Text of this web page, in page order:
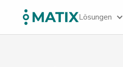
Lösungen